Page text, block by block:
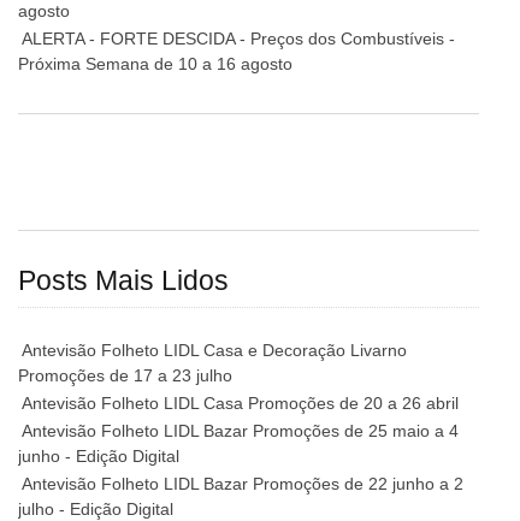
agosto
ALERTA - FORTE DESCIDA - Preços dos Combustíveis -
Próxima Semana de 10 a 16 agosto
Posts Mais Lidos
Antevisão Folheto LIDL Casa e Decoração Livarno
Promoções de 17 a 23 julho
Antevisão Folheto LIDL Casa Promoções de 20 a 26 abril
Antevisão Folheto LIDL Bazar Promoções de 25 maio a 4
junho - Edição Digital
Antevisão Folheto LIDL Bazar Promoções de 22 junho a 2
julho - Edição Digital